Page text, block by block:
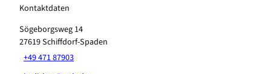
Kontaktdaten
Sögeborgsweg 14
27619Schiffdorf-Spaden
+49 471 87903